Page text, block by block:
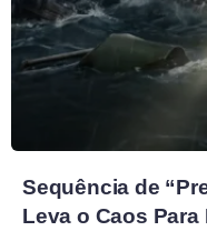
Sequência de
Leva o Caos Para